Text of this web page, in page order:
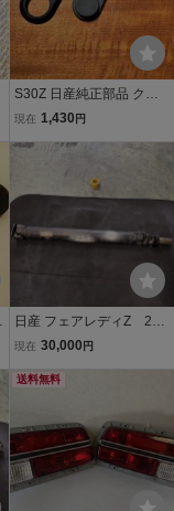
S30Z 日産純正部品 クー
ラー メクラ グロメット S
ェアレディZ L型 L6 エア
ine Parts 億兆雲
現在 1,430 円
日産 フェアレディZ 240
ZG S30Z 当時物 プロ
現在 30,000 円
送料無料